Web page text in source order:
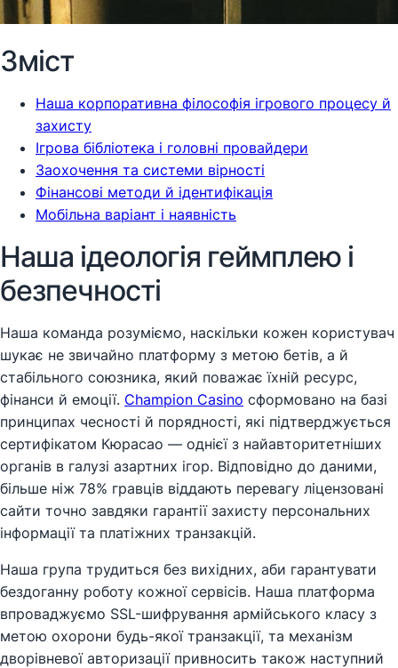
Зміст
Наша корпоративна філософія ігрового процесу й
захисту
Ігрова бібліотека і головні провайдери
Заохочення та системи вірності
Фінансові методи й ідентифікація
Мобільна варіант і наявність
Наша ідеологія геймплею і
безпечності
Наша команда розуміємо, наскільки кожен користувач
шукає не звичайно платформу з метою бетів, а й
стабільного союзника, який поважає їхній ресурс,
фінанси й емоції. Champion Casino сформовано на базі
принципах чесності й порядності, які підтверджується
сертифікатом Кюрасао — однієї з найавторитетніших
органів в галузі азартних ігор. Відповідно до даними,
більше ніж 78% гравців віддають перевагу ліцензовані
сайти точно завдяки гарантії захисту персональних
інформації та платіжних транзакцій.
Наша група трудиться без вихідних, аби гарантувати
бездоганну роботу кожної сервісів. Наша платформа
впроваджуємо SSL-шифрування армійського класу з
метою охорони будь-якої транзакції, та механізм
дворівневої авторизації привносить також наступний